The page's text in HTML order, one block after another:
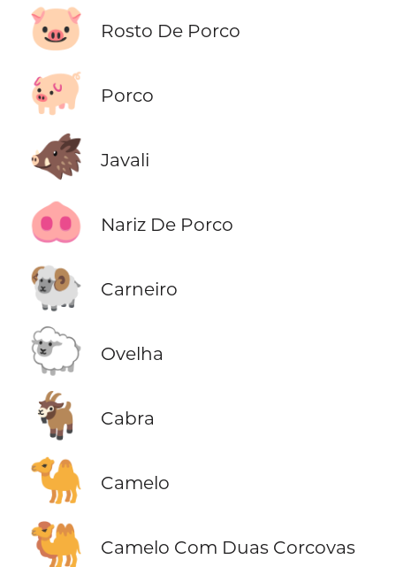
🐷 Rosto De Porco
🐖 Porco
🐗 Javali
🐽 Nariz De Porco
🐏 Carneiro
🐑 Ovelha
🐐 Cabra
🐪 Camelo
🐫 Camelo Com Duas Corcovas